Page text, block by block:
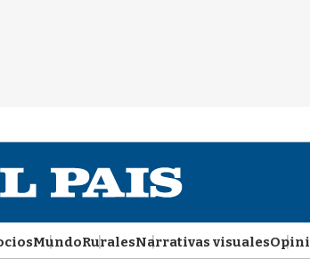
MundoRuralesNarrativas visuales